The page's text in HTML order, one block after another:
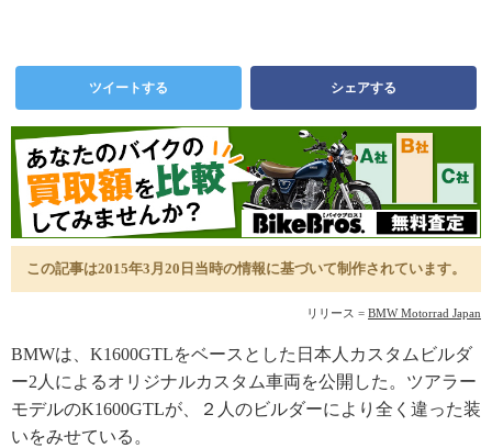
ツイートする シェアする
この記事は2015年3月20日当時の情報に基づいて制作されています。
リリース = BMW Motorrad Japan
BMWは、K1600GTLをベースとした日本人カスタムビルダ
ー2人によるオリジナルカスタム車両を公開した。ツアラー
モデルのK1600GTLが、２人のビルダーにより全く違った装
いをみせている。